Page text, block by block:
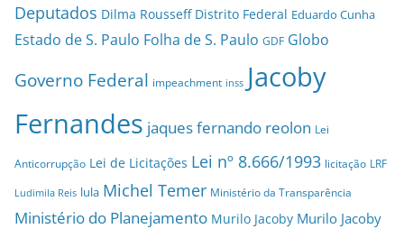
Deputados Dilma Rousseff Distrito Federal Eduardo Cunha
Estado de S. Paulo Folha de S. Paulo GDF Globo
Governo Federal impeachment inss Jacoby
Fernandes jaques fernando reolon Lei
Anticorrupção Lei de Licitações Lei nº 8.666/1993 licitação LRF
Ludimila Reis lula Michel Temer Ministério da Transparência
Ministério do Planejamento Murilo Jacoby Murilo Jacoby